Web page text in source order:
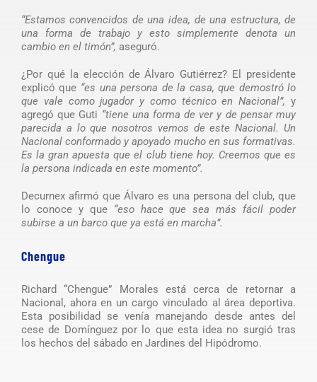
“Estamos convencidos de una idea, de una estructura, de
una forma de trabajo y esto simplemente denota un
cambio en el timón”, aseguró.
¿Por qué la elección de Álvaro Gutiérrez? El presidente
explicó que “es una persona de la casa, que demostró lo
que vale como jugador y como técnico en Nacional”, y
agregó que Guti “tiene una forma de ver y de pensar muy
parecida a lo que nosotros vemos de este Nacional. Un
Nacional conformado y apoyado mucho en sus formativas.
Es la gran apuesta que el club tiene hoy. Creemos que es
la persona indicada en este momento”.
Decurnex afirmó que Álvaro es una persona del club, que
lo conoce y que “eso hace que sea más fácil poder
subirse a un barco que ya está en marcha”.
Chengue
Richard “Chengue” Morales está cerca de retornar a
Nacional, ahora en un cargo vinculado al área deportiva.
Esta posibilidad se venía manejando desde antes del
cese de Domínguez por lo que esta idea no surgió tras
los hechos del sábado en Jardines del Hipódromo.